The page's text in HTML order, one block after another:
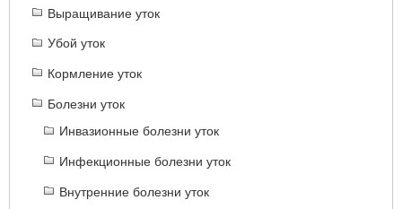
Выращивание уток
Убой уток
Кормление уток
Болезни уток
Инвазионные болезни уток
Инфекционные болезни уток
Внутренние болезни уток